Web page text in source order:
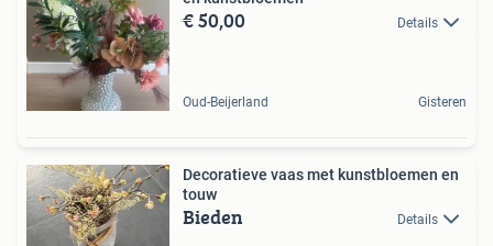
€ 50,00 Details
Oud-Beijerland Gisteren
Decoratieve vaas met kunstbloemen en
touw
Bieden Details